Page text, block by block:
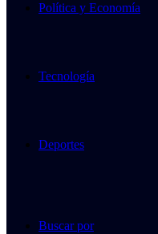
Política y Economía
Tecnología
Deportes
Buscar por